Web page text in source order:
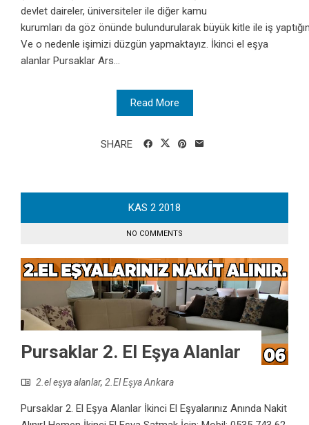
devlet daireler, üniversiteler ile diğer kamu
kurumları da göz önünde bulundurularak büyük kitle ile iş
Ve o nedenle işimizi düzgün yapmaktayız. İkinci el eşya
alanlar Pursaklar Ars...
Read More
SHARE
KAS 2 2018
NO COMMENTS
Pursaklar 2. El Eşya Alanlar
2.el eşya alanlar, 2.El Eşya Ankara
Pursaklar 2. El Eşya Alanlar İkinci El Eşyalarınız Anında Nakit